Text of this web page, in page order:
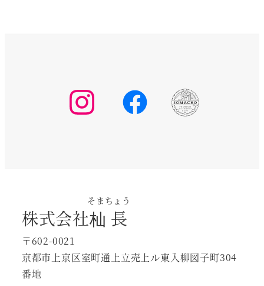
株式会社杣長
そまちょう
〒602-0021
京都市上京区室町通上立売上ル東入柳図子町304
番地